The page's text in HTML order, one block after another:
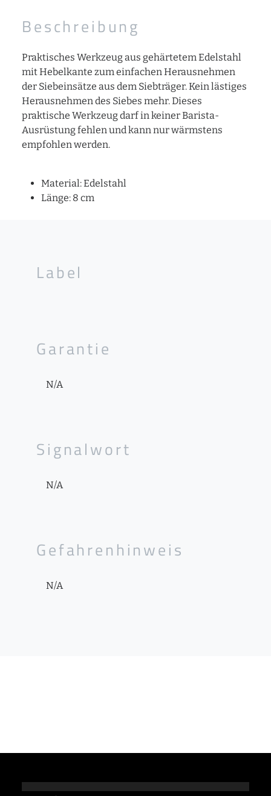
Beschreibung
Praktisches Werkzeug aus gehärtetem Edelstahl
mit Hebelkante zum einfachen Herausnehmen
der Siebeinsätze aus dem Siebträger. Kein lästiges
Herausnehmen des Siebes mehr. Dieses
praktische Werkzeug darf in keiner Barista-
Ausrüstung fehlen und kann nur wärmstens
empfohlen werden.
Material: Edelstahl
Länge: 8 cm
Label
Garantie
N/A
Signalwort
N/A
Gefahrenhinweis
N/A